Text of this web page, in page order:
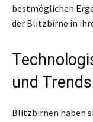
bestmöglichen
der Blitzbirne in
und Trends
Blitzbirnen haben